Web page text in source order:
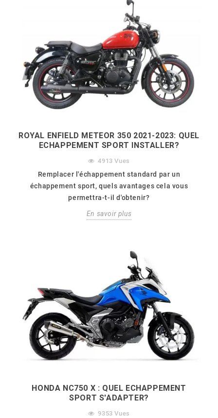
ROYAL ENFIELD METEOR 350 2021-2023: QUEL
ECHAPPEMENT SPORT INSTALLER?
4913Vues
Remplacer l'échappement standard par un
échappement sport, quels avantages cela vous
permettra-t-il d'obtenir?
En savoir plus
HONDA NC750 X : QUEL ECHAPPEMENT
SPORT S'ADAPTER?
9353Vues